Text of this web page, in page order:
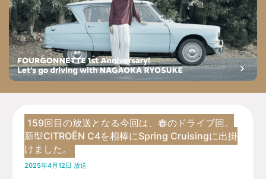
159回目の放送となる今回は、春のドライブ回。
新型CITROËN C4を相棒にSpring Cruisingに出掛
けました。
2025年4月12日 放送